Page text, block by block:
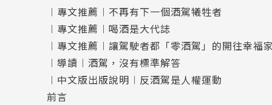
作者簡介
拜仁．勒那 Barron H. Lerner
︱專文推薦︱不再有下一個酒駕犧牲者
︱專文推薦︱喝酒是大代誌
︱專文推薦︱讓駕駛者都「零酒駕」的開往幸福
︱導讀︱酒駕，沒有標準解答
︱中文版出版說明︱反酒駕是人權運動
前言